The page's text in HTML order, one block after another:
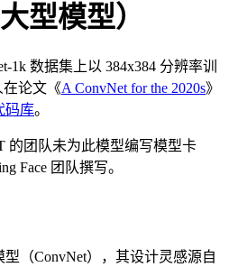
型模型）
1k 数据集上以 384x384 分辨率训
论文《A ConvNet for the 2020s》
码库。
的团队未为此模型编写模型卡
Face 团队撰写。
（ConvNet），其设计灵感源自